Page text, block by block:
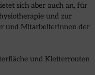
sich aber auch an, für
und zur
und Mitarbeiterinnen der
und Kletterrouten